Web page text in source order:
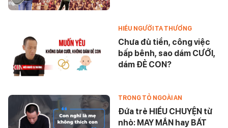
HIỂU NGƯỜI TA THƯƠNG
Chưa đủ tiền, công việc
bấp bênh, sao dám CƯỚI,
dám ĐẺ CON?
TRONG TỎ NGOÀI AN
Đứa trẻ HIỂU CHUYỆN từ
nhỏ: MAY MẮN hay BẤT